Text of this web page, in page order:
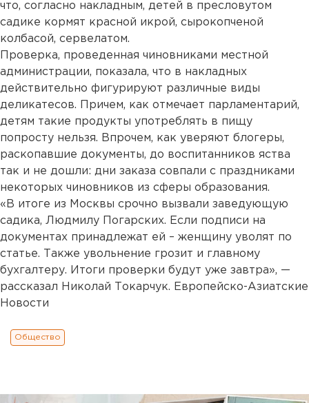
что, согласно накладным, детей в пресловутом
садике кормят красной икрой, сырокопченой
колбасой, сервелатом.
Проверка, проведенная чиновниками местной
администрации, показала, что в накладных
действительно фигурируют различные виды
деликатесов. Причем, как отмечает парламентарий,
детям такие продукты употреблять в пищу
попросту нельзя. Впрочем, как уверяют блогеры,
раскопавшие документы, до воспитанников яства
так и не дошли: дни заказа совпали с праздниками
некоторых чиновников из сферы образования.
«В итоге из Москвы срочно вызвали заведующую
садика, Людмилу Погарских. Если подписи на
документах принадлежат ей – женщину уволят по
статье. Также увольнение грозит и главному
бухгалтеру. Итоги проверки будут уже завтра», —
рассказал Николай Токарчук. Европейско-Азиатские
Новости
Общество